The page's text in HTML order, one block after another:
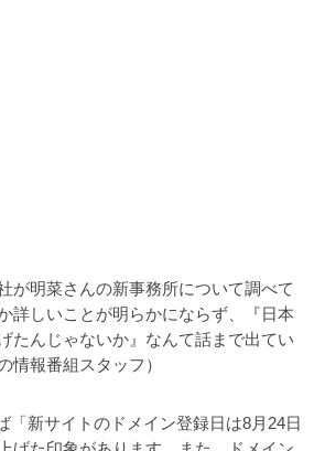
が明菜さんの新事務所について調べて
詳しいことが明らかにならず、『日本
たんじゃないか』なんて話まで出てい
情報番組スタッフ）
新サイトのドメイン登録日は8月24日